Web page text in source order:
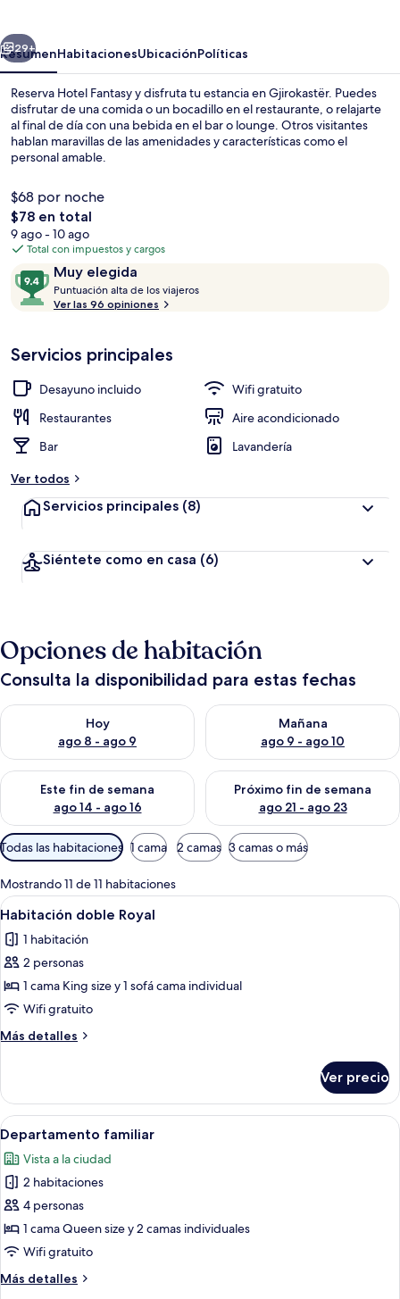
Siguiente
29+
ResumenHabitacionesUbicaciónPolíticas
Reserva Hotel Fantasy y disfruta tu estancia en Gjirokastër. Puedes
disfrutar de una comida o un bocadillo en el restaurante, o relajarte
al final de día con una bebida en el bar o lounge. Otros visitantes
hablan maravillas de las amenidades y características como el
personal amable.
$68 por noche
El
precio
total
de
$78
$78 en total
9 ago - 10 ago
Total con impuestos y cargos
OpinionesMuy elegida
9.4
de
10,
elegida
Puntuación alta de los viajeros
c
ó
n
t
e
v
i
a
o
Ver las 96 opiniones
Servicios principales
Desayuno incluido
Wifi gratuito
Restaurantes
Aire acondicionado
Bar
Lavandería
Ver todos
Servicios principales (8)
Siéntete como en casa (6)
Opciones de habitación
Consulta la disponibilidad para estas fechas
Hoy
ago 8 - ago 9
Consulta la disponibilidad para hoy ago 8 - ago 9
Mañana
ago 9 - ago 10
Consulta la disponibilidad
Este fin de semana
ago 14 - ago 16
Consulta la disponibilidad para este fin de semana ago 14 -
Próximo fin de semana
ago 21 - ago 23
Consulta la disponibilidad
Filtros
disponibles
para
las
habitaciones
Todas las habitaciones 1 cama 2 camas 3 camas o más
Mostrando 11 de 11 habitaciones
Abrir
todas
las
fotos
de
Habitación
doble
Royal
Caja de seguridad en la habitación,
6
Habitación doble Royal
1 habitación
2 personas
1 cama King size y 1 sofá cama individual
Wifi gratuito
Más detalles
Más
doble
Royal
Ver precio
Abrir
todas
las
fotos
de
Departamento
familiar
Habitación de hotel con una cama
4
Departamento familiar
Vista a la ciudad
2 habitaciones
4 personas
1 cama Queen size y 2 camas individuales
Wifi gratuito
Más detalles
Más